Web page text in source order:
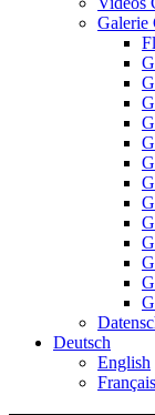
Galerie
Deutsch
English
Français